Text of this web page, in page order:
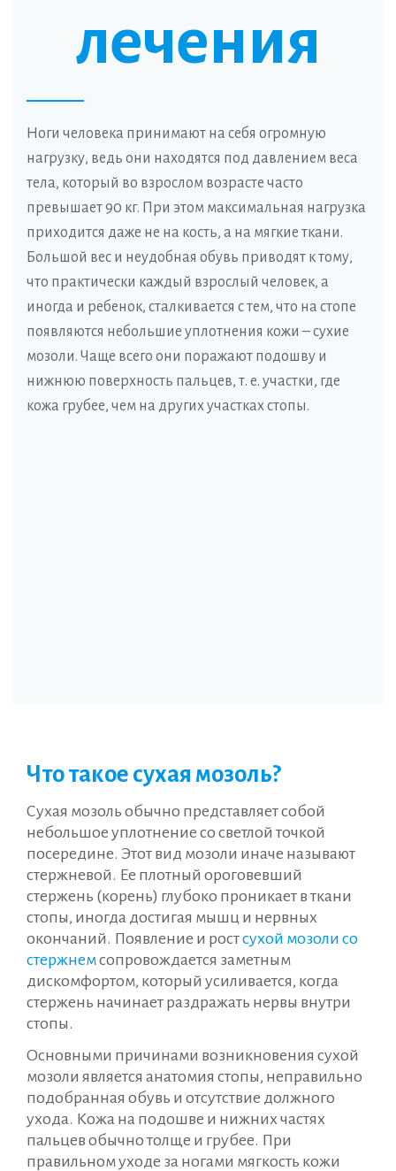
лечения
Ноги человека принимают на себя огромную
нагрузку, ведь они находятся под давлением веса
тела, который во взрослом возрасте часто
превышает 90 кг. При этом максимальная нагрузка
приходится даже не на кость, а на мягкие ткани.
Большой вес и неудобная обувь приводят к тому,
что практически каждый взрослый человек, а
иногда и ребенок, сталкивается с тем, что на стопе
появляются небольшие уплотнения кожи – сухие
мозоли. Чаще всего они поражают подошву и
нижнюю поверхность пальцев, т. е. участки, где
кожа грубее, чем на других участках стопы.
Что такое сухая мозоль?
Сухая мозоль обычно представляет собой
небольшое уплотнение со светлой точкой
посередине. Этот вид мозоли иначе называют
стержневой. Ее плотный ороговевший
стержень (корень) глубоко проникает в ткани
стопы, иногда достигая мышц и нервных
окончаний. Появление и ростсухой мозоли со
стержнемсопровождается заметным
дискомфортом, который усиливается, когда
стержень начинает раздражать нервы внутри
стопы.
Основными причинами возникновения сухой
мозоли является анатомия стопы, неправильно
подобранная обувь и отсутствие должного
ухода. Кожа на подошве и нижних частях
пальцев обычно толще и грубее. При
правильном уходе за ногами мягкость кожи